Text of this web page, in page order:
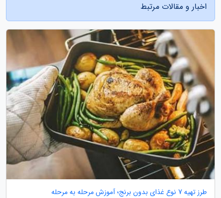
اخبار و مقالات مرتبط
طرز تهیه 7 نوع غذای بدون برنج؛ آموزش مرحله به مرحله